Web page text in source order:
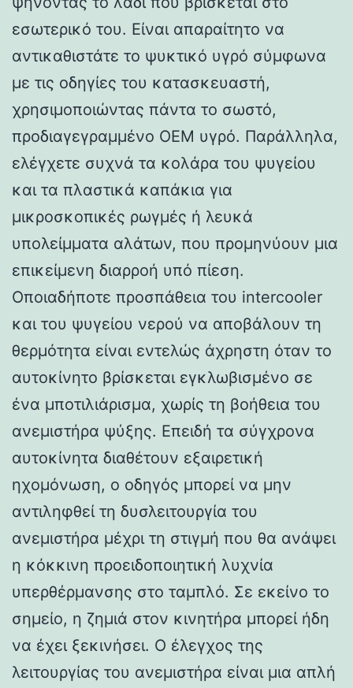
εσωτερικό του. Είναι απαραίτητο να
αντικαθιστάτε το ψυκτικό υγρό σύμφωνα
με τις οδηγίες του κατασκευαστή,
χρησιμοποιώντας πάντα το σωστό,
προδιαγεγραμμένο OEM υγρό. Παράλληλα,
ελέγχετε συχνά τα κολάρα του ψυγείου
και τα πλαστικά καπάκια για
μικροσκοπικές ρωγμές ή λευκά
υπολείμματα αλάτων, που προμηνύουν μια
επικείμενη διαρροή υπό πίεση.
Οποιαδήποτε προσπάθεια του intercooler
και του ψυγείου νερού να αποβάλουν τη
θερμότητα είναι εντελώς άχρηστη όταν το
αυτοκίνητο βρίσκεται εγκλωβισμένο σε
ένα μποτιλιάρισμα, χωρίς τη βοήθεια του
ανεμιστήρα ψύξης. Επειδή τα σύγχρονα
αυτοκίνητα διαθέτουν εξαιρετική
ηχομόνωση, ο οδηγός μπορεί να μην
αντιληφθεί τη δυσλειτουργία του
ανεμιστήρα μέχρι τη στιγμή που θα ανάψει
η κόκκινη προειδοποιητική λυχνία
υπερθέρμανσης στο ταμπλό. Σε εκείνο το
σημείο, η ζημιά στον κινητήρα μπορεί ήδη
να έχει ξεκινήσει. Ο έλεγχος της
λειτουργίας του ανεμιστήρα είναι μια απλή